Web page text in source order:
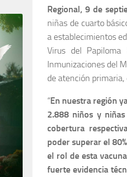
Regional, 9 de
niñas de cuarto
a establecimientos
Virus del
Inmunizaciones del
de atención
“En nuestra región
2.888 niños y
cobertura
poder superar el
el rol de esta
fuerte evidencia